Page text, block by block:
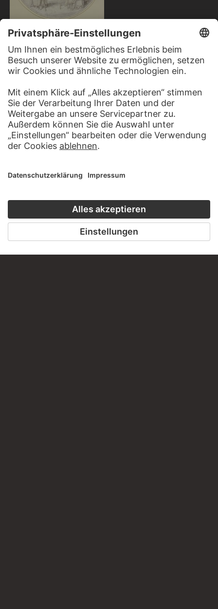
HANS VON KULMBACH
Zwei heilige Bischöfe (Die
Heiligen Kilian und Wolfgang von
Regensburg?)